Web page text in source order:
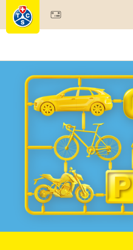
Mitgliedschaft & Leistungen
Test, Sicherheit & Gesundheit